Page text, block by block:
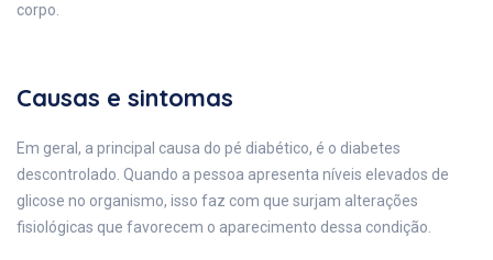
corpo.
Causas e sintomas
Em geral, a principal causa do pé diabético, é o diabetes
descontrolado. Quando a pessoa apresenta níveis elevados de
glicose no organismo, isso faz com que surjam alterações
fisiológicas que favorecem o aparecimento dessa condição.